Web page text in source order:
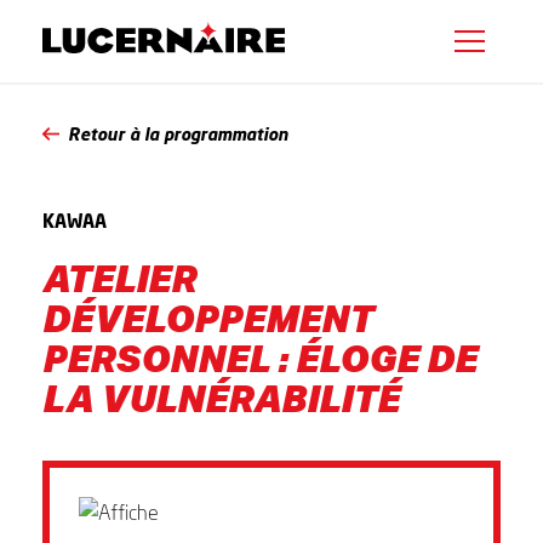
Retour à la programmation
KAWAA
ATELIER
DÉVELOPPEMENT
PERSONNEL : ÉLOGE DE
LA VULNÉRABILITÉ